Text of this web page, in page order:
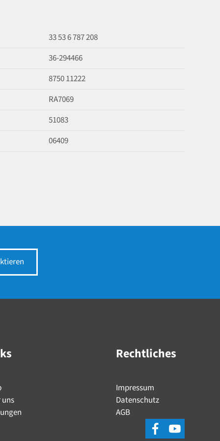
33 53 6 787 208
36-294466
8750 11222
RA7069
51083
06409
uns
Rechtliches
Impressum
Datenschutz
AGB